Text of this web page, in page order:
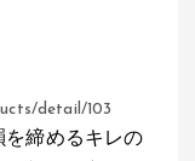
detail/103
を締めるキレの